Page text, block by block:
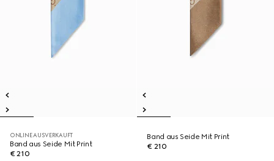
ONLINE AUSVERKAUFT
Band aus Seide Mit Print
€ 210
Band aus Seide Mit Print
€ 210